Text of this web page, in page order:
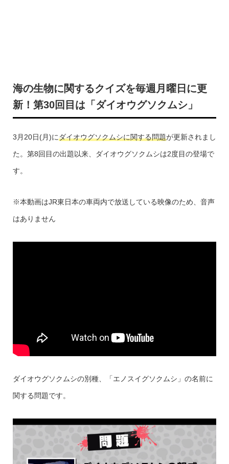
海の生物に関するクイズを毎週月曜日に更
新！第30回目は「ダイオウグソクムシ」
3月20日(月)にダイオウグソクムシに関する問題が更新されまし
た。第8回目の出題以来、ダイオウグソクムシは2度目の登場で
す。
※本動画はJR東日本の車両内で放送している映像のため、音声
はありません
ダイオウグソクムシの別種、「エノスイグソクムシ」の名前に
関する問題です。